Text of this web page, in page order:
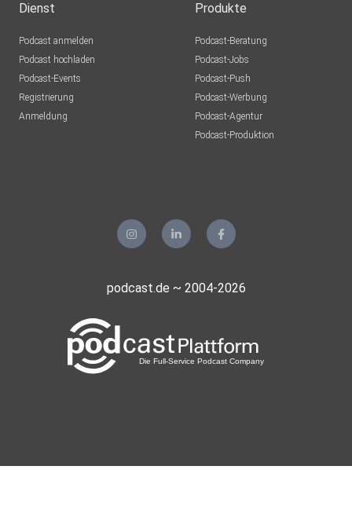
Dienst
Podcast anmelden
Podcast hochladen
Podcast-Events
Registrierung
Anmeldung
Produkte
Podcast-Beratung
Podcast-Jobs
Podcast-Push
Podcast-Werbung
Podcast-Agentur
Podcast-Produktion
podcast.de ~ 2004-2026